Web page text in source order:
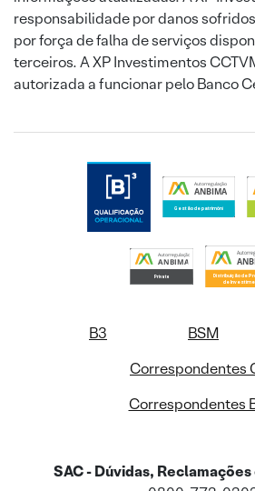
responsabilidade por danos
por força de falha de serviços
terceiros. A XP Investimentos
autorizada a funcionar pelo Banco
B3 BSM
Correspondentes
Correspondentes
SAC - Dúvidas,